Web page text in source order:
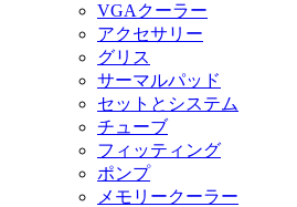
VGAクーラー
アクセサリー
グリス
サーマルパッド
セットとシステム
チューブ
フィッティング
ポンプ
メモリークーラー